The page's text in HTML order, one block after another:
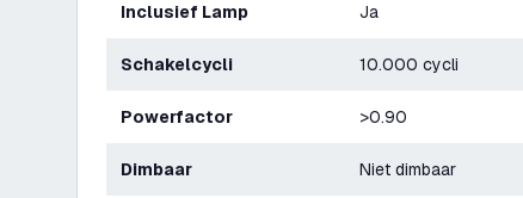
Inclusief Lamp Ja
Schakelcycli 10.000 cycli
Powerfactor >0.90
Dimbaar Niet dimbaar